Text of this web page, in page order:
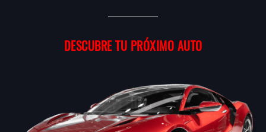
DESCUBRE TU PRÓXIMO AUTO